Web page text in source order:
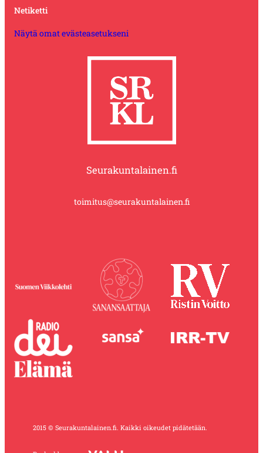
Netiketti
Näytä omat evästeasetukseni
Seurakuntalainen.fi
toimitus@seurakuntalainen.fi
2015 © Seurakuntalainen.fi. Kaikki oikeudet pidätetään.